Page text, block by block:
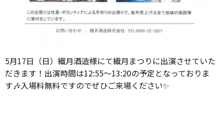
5月17日（日）繊月酒造様にて繊月まつりに出演させていた
だきます！出演時間は12:55～13:20の予定となっておりま
す🎶入場料無料ですのでぜひご来場ください✨